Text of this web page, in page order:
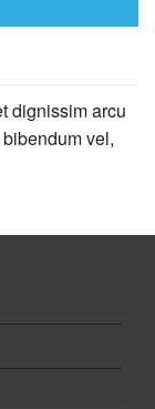
dignissim arcu
vel,